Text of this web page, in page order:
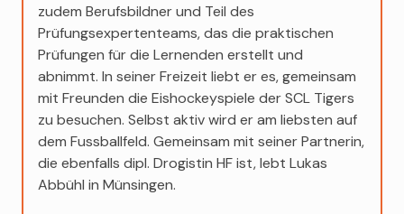
zudem Berufsbildner und Teil des
Prüfungsexpertenteams, das die praktischen
Prüfungen für die Lernenden erstellt und
abnimmt. In seiner Freizeit liebt er es, gemeinsam
mit Freunden die Eishockeyspiele der SCL Tigers
zu besuchen. Selbst aktiv wird er am liebsten auf
dem Fussballfeld. Gemeinsam mit seiner Partnerin,
die ebenfalls dipl. Drogistin HF ist, lebt Lukas
Abbühl in Münsingen.